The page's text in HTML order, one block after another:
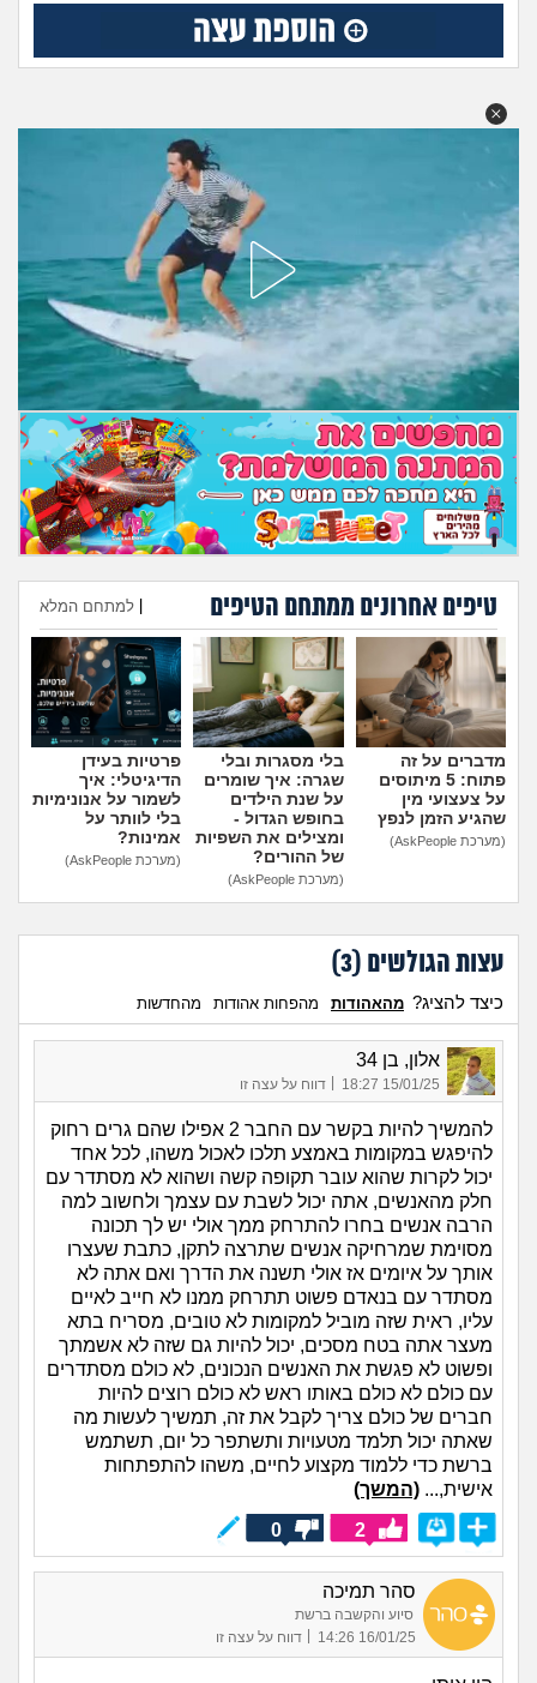
לימודים וסטודנטים
עבודה וקריירה
חברים ואנשים
בית, שכנים ושותפים
מה שעובר עליי
שומרים על הגוף
פיננסי וכלכלה
בין הסדינים
חיות מחמד
יוקר המחיה
גאווה
טיפים אחרונים ממתחם הטיפים למתחם המלא
הוספת טיפ
מדברים על זה
פתוח: 5 מיתוסים
על צעצועי מין
שהגיע הזמן לנפץ
(מערכת AskPeople)
בלי מסגרות ובלי
שגרה: איך שומרים
על שנת הילדים
בחופש הגדול -
ומצילים את השפיות
של ההורים?
(מערכת AskPeople)
פרטיות בעידן
הדיגיטלי: איך
לשמור על אנונימיות
בלי לוותר על
אמינות?
(מערכת AskPeople)
עצות הגולשים (3
)
כיצד להציג? מהאהודות מהפחות אהודות מהחדשות
אלון, בן 34
15/01/25 18:27 דווח על עצה זו
להמשיך להיות בקשר עם החבר 2 אפילו שהם גרים רחוק
להיפגש במקומות באמצע תלכו לאכול משהו, לכל אחד
יכול לקרות שהוא עובר תקופה קשה ושהוא לא מסתדר עם
חלק מהאנשים, אתה יכול לשבת עם עצמך ולחשוב למה
הרבה אנשים בחרו להתרחק ממך אולי יש לך תכונה
מסוימת שמרחיקה אנשים שתרצה לתקן, כתבת שעצרו
אותך על איומים אז אולי תשנה את הדרך ואם אתה לא
מסתדר עם בנאדם פשוט תתרחק ממנו לא חייב לאיים
עליו, ראית שזה מוביל למקומות לא טובים, מסריח בתא
מעצר אתה בטח מסכים, יכול להיות גם שזה לא אשמתך
ופשוט לא פגשת את האנשים הנכונים, לא כולם מסתדרים
עם כולם לא כולם באותו ראש לא כולם רוצים להיות
חברים של כולם צריך לקבל את זה, תמשיך לעשות מה
שאתה יכול תלמד מטעויות ותשתפר כל יום, תשתמש
ברשת כדי ללמוד מקצוע לחיים, משהו להתפתחות
אישית,... (המשך)
2
0
סהר תמיכה
סיוע והקשבה ברשת
16/01/25 14:26
| דווח על עצה זו